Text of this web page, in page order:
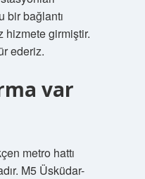
bir bağlantı
hizmete girmiştir.
ederiz.
var
metro hattı
M5 Üsküdar-